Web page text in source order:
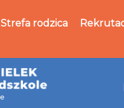
Strefa rodzica